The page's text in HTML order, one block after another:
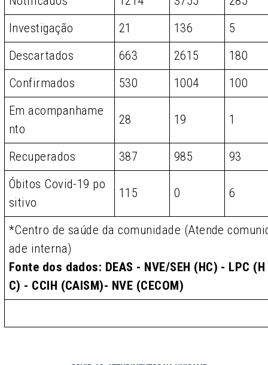
Investigação
21 136
5
Descartados
663 2615
180
Confirmados
530 1004
100
Em acompanhame
nto
28 19 1
Recuperados 387 985
93
Óbitos Covid-19 po
sitivo
115 0 6
*Centro de saúde da comunidade (Atende
ade interna)
Fonte dos dados: DEAS - NVE/SEH (HC) - LPC (H
C) - CCIH (CAISM)- NVE (CECOM)